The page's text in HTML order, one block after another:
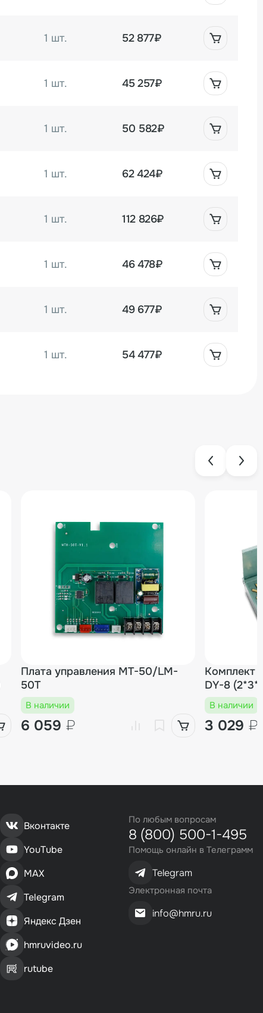
1 шт. 52 877₽
1 шт. 45 257₽
1 шт. 50 582₽
1 шт. 62 424₽
1 шт. 112 826₽
1 шт. 46 478₽
1 шт. 49 677₽
1 шт. 54 477₽
1 шт. 50 215₽
1 шт. 55 998₽
1 шт. 86 292₽
Плата управления MT-50/LM-
50T
В наличии
6 059 ₽
Комплект
DY-8
В наличии
3 029 ₽
Вконтакте
YouTube
MAX
Telegram
Яндекс Дзен
hmruvideo.ru
rutube
По любым вопросам
8 (800) 500-1-495
Помощь онлайн в Телеграмм
Telegram
Электронная почта
info@hmru.ru